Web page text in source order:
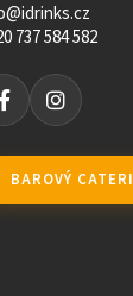
737 584 582
BAROVÝ